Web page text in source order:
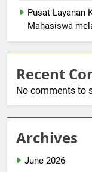
Pusat Layanan
Mahasiswa
Recent
No comments to
Archives
June 2026